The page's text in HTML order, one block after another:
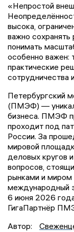
«Непростой
высока,
важно сохранять
понимать
особенно важен:
практические
сотрудничества
Петербургский
(ПМЭФ) —
бизнеса. ПМЭФ
проходит под
России. За
мировой
деловых кругов
вопросов,
рынками и
международный
6 июня 2026
ГигаПартнёр
Автор: